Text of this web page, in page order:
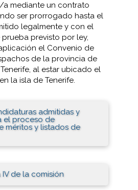
mediante un contrato
ser prorrogado hasta el
legalmente y con el
previsto por ley,
el Convenio de
de la provincia de
al estar ubicado el
la isla de Tenerife.
admitidas y
el proceso de
méritos y listados de
IV de la comisión